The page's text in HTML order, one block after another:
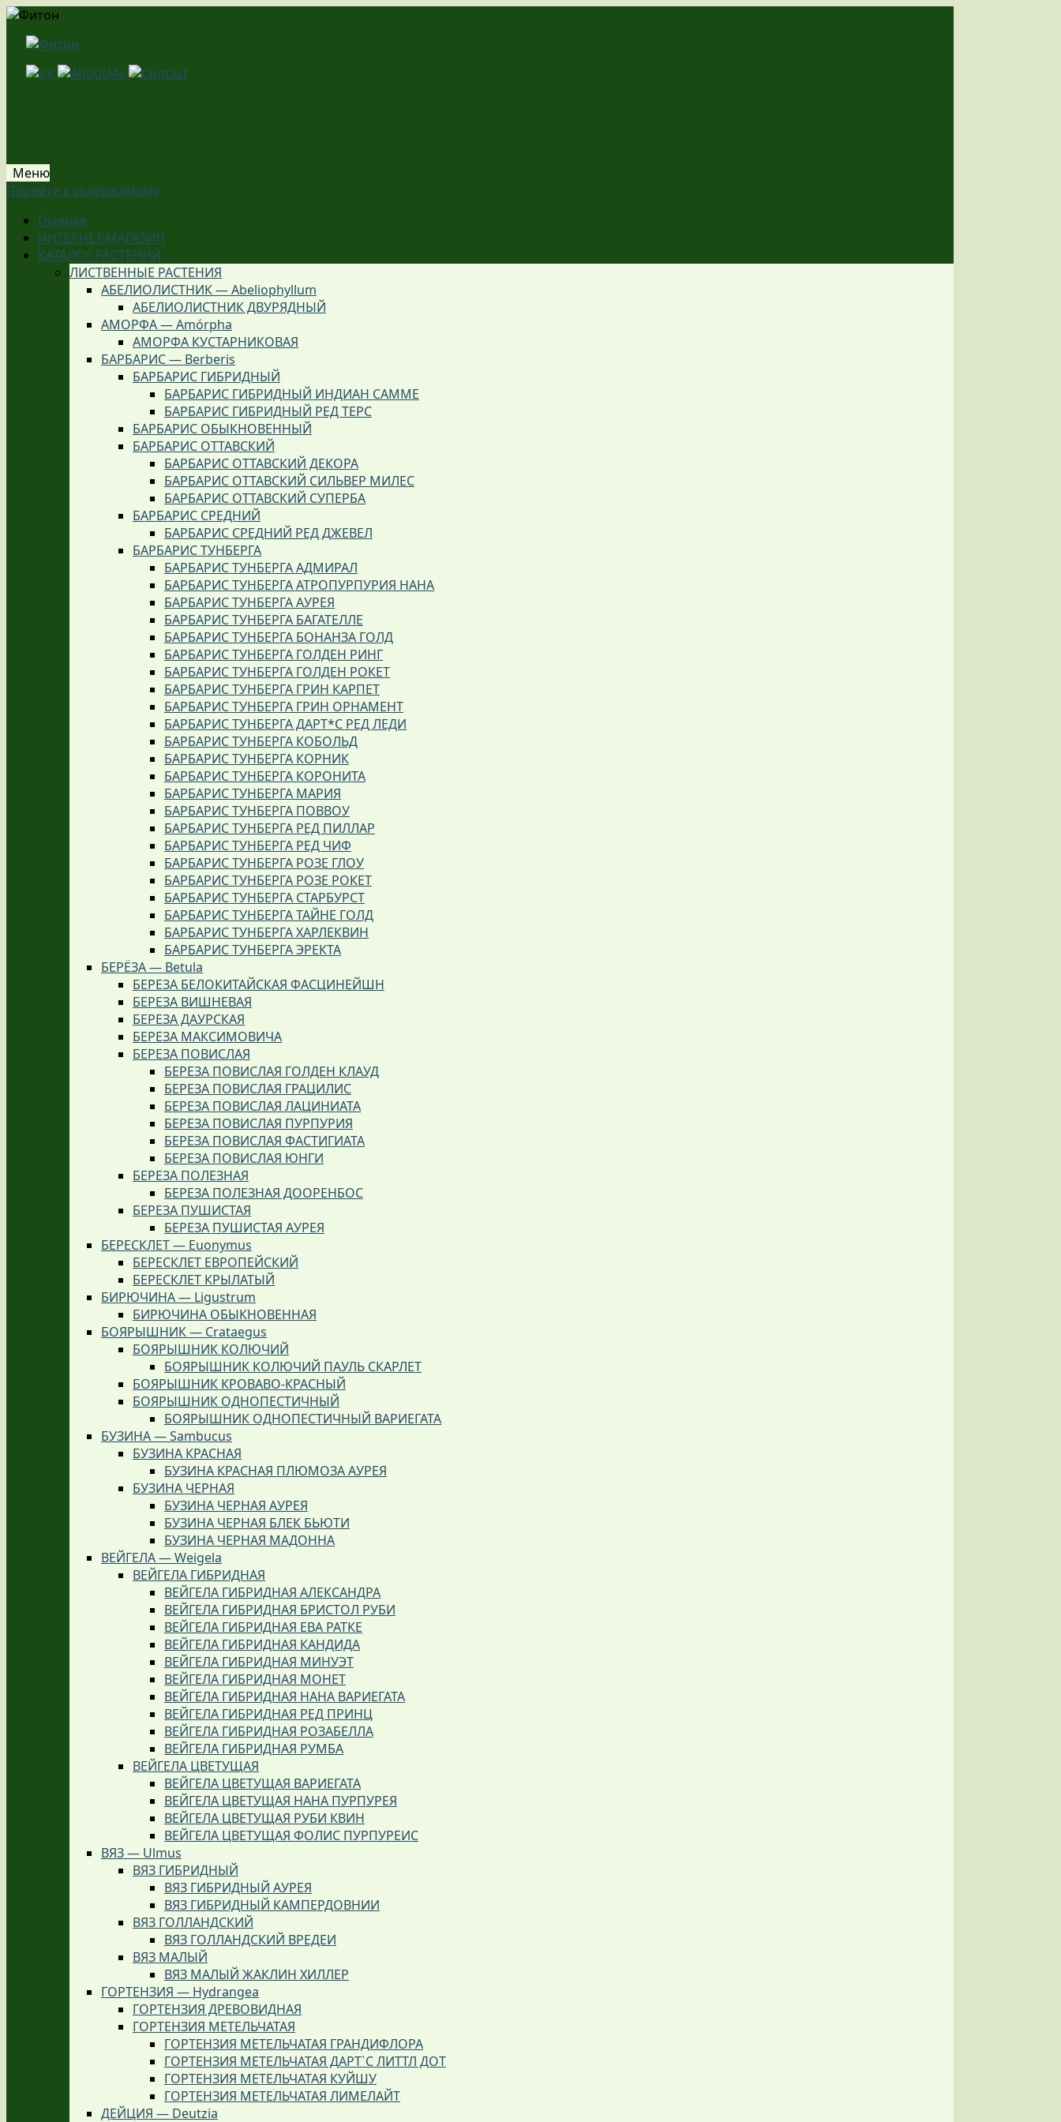
Меню
Перейти к содержимому
Главная
ИНТЕРНЕТ-МАГАЗИН
КАТАЛОГ РАСТЕНИЙ
ЛИСТВЕННЫЕ РАСТЕНИЯ
АБЕЛИОЛИСТНИК — Abeliophyllum
АБЕЛИОЛИСТНИК ДВУРЯДНЫЙ
АМОРФА — Amórpha
АМОРФА КУСТАРНИКОВАЯ
БАРБАРИС — Berberis
БАРБАРИС ГИБРИДНЫЙ
БАРБАРИС ГИБРИДНЫЙ ИНДИАН САММЕ
БАРБАРИС ГИБРИДНЫЙ РЕД ТЕРС
БАРБАРИС ОБЫКНОВЕННЫЙ
БАРБАРИС ОТТАВСКИЙ
БАРБАРИС ОТТАВСКИЙ ДЕКОРА
БАРБАРИС ОТТАВСКИЙ СИЛЬВЕР МИЛЕС
БАРБАРИС ОТТАВСКИЙ СУПЕРБА
БАРБАРИС СРЕДНИЙ
БАРБАРИС СРЕДНИЙ РЕД ДЖЕВЕЛ
БАРБАРИС ТУНБЕРГА
БАРБАРИС ТУНБЕРГА АДМИРАЛ
БАРБАРИС ТУНБЕРГА АТРОПУРПУРИЯ НАНА
БАРБАРИС ТУНБЕРГА АУРЕЯ
БАРБАРИС ТУНБЕРГА БАГАТЕЛЛЕ
БАРБАРИС ТУНБЕРГА БОНАНЗА ГОЛД
БАРБАРИС ТУНБЕРГА ГОЛДЕН РИНГ
БАРБАРИС ТУНБЕРГА ГОЛДЕН РОКЕТ
БАРБАРИС ТУНБЕРГА ГРИН КАРПЕТ
БАРБАРИС ТУНБЕРГА ГРИН ОРНАМЕНТ
БАРБАРИС ТУНБЕРГА ДАРТ*С РЕД ЛЕДИ
БАРБАРИС ТУНБЕРГА КОБОЛЬД
БАРБАРИС ТУНБЕРГА КОРНИК
БАРБАРИС ТУНБЕРГА КОРОНИТА
БАРБАРИС ТУНБЕРГА МАРИЯ
БАРБАРИС ТУНБЕРГА ПОВВОУ
БАРБАРИС ТУНБЕРГА РЕД ПИЛЛАР
БАРБАРИС ТУНБЕРГА РЕД ЧИФ
БАРБАРИС ТУНБЕРГА РОЗЕ ГЛОУ
БАРБАРИС ТУНБЕРГА РОЗЕ РОКЕТ
БАРБАРИС ТУНБЕРГА СТАРБУРСТ
БАРБАРИС ТУНБЕРГА ТАЙНЕ ГОЛД
БАРБАРИС ТУНБЕРГА ХАРЛЕКВИН
БАРБАРИС ТУНБЕРГА ЭРЕКТА
БЕРЁЗА — Betula
БЕРЕЗА БЕЛОКИТАЙСКАЯ ФАСЦИНЕЙШН
БЕРЕЗА ВИШНЕВАЯ
БЕРЕЗА ДАУРСКАЯ
БЕРЕЗА МАКСИМОВИЧА
БЕРЕЗА ПОВИСЛАЯ
БЕРЕЗА ПОВИСЛАЯ ГОЛДЕН КЛАУД
БЕРЕЗА ПОВИСЛАЯ ГРАЦИЛИС
БЕРЕЗА ПОВИСЛАЯ ЛАЦИНИАТА
БЕРЕЗА ПОВИСЛАЯ ПУРПУРИЯ
БЕРЕЗА ПОВИСЛАЯ ФАСТИГИАТА
БЕРЕЗА ПОВИСЛАЯ ЮНГИ
БЕРЕЗА ПОЛЕЗНАЯ
БЕРЕЗА ПОЛЕЗНАЯ ДООРЕНБОС
БЕРЕЗА ПУШИСТАЯ
БЕРЕЗА ПУШИСТАЯ АУРЕЯ
БЕРЕСКЛЕТ — Euonymus
БЕРЕСКЛЕТ ЕВРОПЕЙСКИЙ
БЕРЕСКЛЕТ КРЫЛАТЫЙ
БИРЮЧИНА — Ligustrum
БИРЮЧИНА ОБЫКНОВЕННАЯ
БОЯРЫШНИК — Crataegus
БОЯРЫШНИК КОЛЮЧИЙ
БОЯРЫШНИК КОЛЮЧИЙ ПАУЛЬ СКАРЛЕТ
БОЯРЫШНИК КРОВАВО-КРАСНЫЙ
БОЯРЫШНИК ОДНОПЕСТИЧНЫЙ
БОЯРЫШНИК ОДНОПЕСТИЧНЫЙ ВАРИЕГАТА
БУЗИНА — Sambucus
БУЗИНА КРАСНАЯ
БУЗИНА КРАСНАЯ ПЛЮМОЗА АУРЕЯ
БУЗИНА ЧЕРНАЯ
БУЗИНА ЧЕРНАЯ АУРЕЯ
БУЗИНА ЧЕРНАЯ БЛЕК БЬЮТИ
БУЗИНА ЧЕРНАЯ МАДОННА
ВЕЙГЕЛА — Weigela
ВЕЙГЕЛА ГИБРИДНАЯ
ВЕЙГЕЛА ГИБРИДНАЯ АЛЕКСАНДРА
ВЕЙГЕЛА ГИБРИДНАЯ БРИСТОЛ РУБИ
ВЕЙГЕЛА ГИБРИДНАЯ ЕВА РАТКЕ
ВЕЙГЕЛА ГИБРИДНАЯ КАНДИДА
ВЕЙГЕЛА ГИБРИДНАЯ МИНУЭТ
ВЕЙГЕЛА ГИБРИДНАЯ МОНЕТ
ВЕЙГЕЛА ГИБРИДНАЯ НАНА ВАРИЕГАТА
ВЕЙГЕЛА ГИБРИДНАЯ РЕД ПРИНЦ
ВЕЙГЕЛА ГИБРИДНАЯ РОЗАБЕЛЛА
ВЕЙГЕЛА ГИБРИДНАЯ РУМБА
ВЕЙГЕЛА ЦВЕТУЩАЯ
ВЕЙГЕЛА ЦВЕТУЩАЯ ВАРИЕГАТА
ВЕЙГЕЛА ЦВЕТУЩАЯ НАНА ПУРПУРЕЯ
ВЕЙГЕЛА ЦВЕТУЩАЯ РУБИ КВИН
ВЕЙГЕЛА ЦВЕТУЩАЯ ФОЛИС ПУРПУРЕИС
ВЯЗ — Ulmus
ВЯЗ ГИБРИДНЫЙ
ВЯЗ ГИБРИДНЫЙ АУРЕЯ
ВЯЗ ГИБРИДНЫЙ КАМПЕРДОВНИИ
ВЯЗ ГОЛЛАНДСКИЙ
ВЯЗ ГОЛЛАНДСКИЙ ВРЕДЕИ
ВЯЗ МАЛЫЙ
ВЯЗ МАЛЫЙ ЖАКЛИН ХИЛЛЕР
ГОРТЕНЗИЯ — Hydrangea
ГОРТЕНЗИЯ ДРЕВОВИДНАЯ
ГОРТЕНЗИЯ МЕТЕЛЬЧАТАЯ
ГОРТЕНЗИЯ МЕТЕЛЬЧАТАЯ ГРАНДИФЛОРА
ГОРТЕНЗИЯ МЕТЕЛЬЧАТАЯ ДАРТ`С ЛИТТЛ ДОТ
ГОРТЕНЗИЯ МЕТЕЛЬЧАТАЯ КУЙШУ
ГОРТЕНЗИЯ МЕТЕЛЬЧАТАЯ ЛИМЕЛАЙТ
ДЕЙЦИЯ — Deutzia